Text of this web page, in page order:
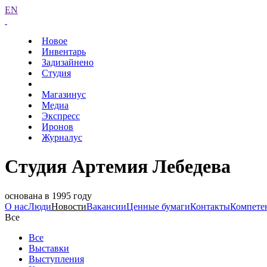
EN
Новое
Инвентарь
Задизайнено
Студия
Магазинус
Медиа
Экспресс
Иронов
Журналус
Студия Артемия Лебедева
основана в 1995 году
О насЛюдиНовостиВакансииЦенные бумагиКонтакты
Все
Все
Выставки
Выступления